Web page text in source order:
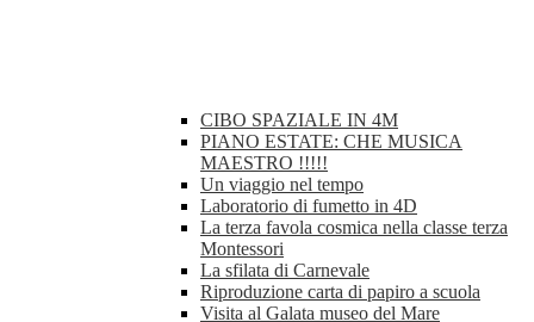
CIBO SPAZIALE IN 4M
PIANO ESTATE: CHE MUSICA
MAESTRO !!!!!
Un viaggio nel tempo
Laboratorio di fumetto in 4D
La terza favola cosmica nella classe terza
Montessori
La sfilata di Carnevale
Riproduzione carta di papiro a scuola
Visita al Galata museo del Mare